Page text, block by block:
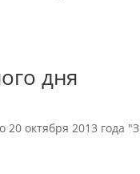
дня
октября 2013 года